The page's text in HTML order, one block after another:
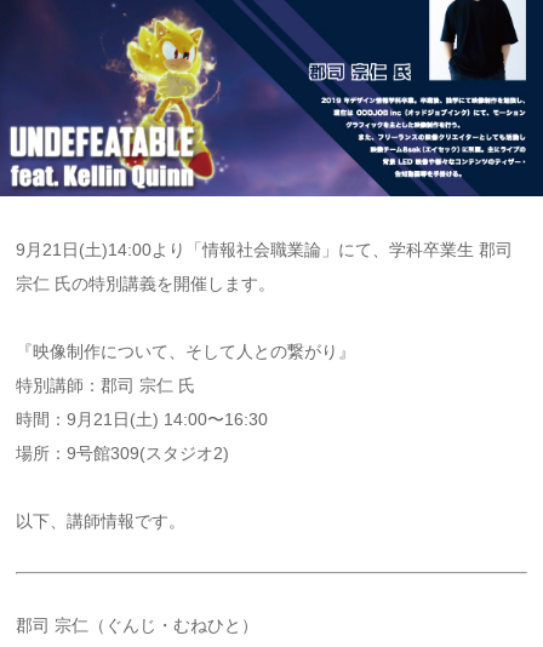
9月21日(土)14:00より「情報社会職業論」にて、学科卒業生 郡司
宗仁 氏の特別講義を開催します。
『映像制作について、そして人との繋がり』
特別講師：郡司 宗仁 氏
時間：9月21日(土) 14:00〜16:30
場所：9号館309(スタジオ2)
以下、講師情報です。
郡司 宗仁（ぐんじ・むねひと）